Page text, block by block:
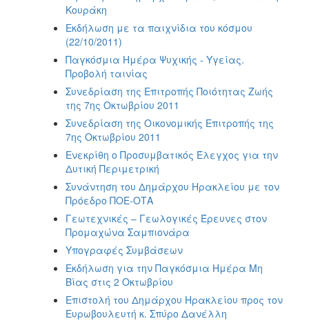
Κουράκη
Εκδήλωση με τα παιχνίδια του κόσμου
(22/10/2011)
Παγκόσμια Ημέρα Ψυχικής - Υγείας.
Προβολή ταινίας
Συνεδρίαση της Επιτροπής Ποιότητας Ζωής
της 7ης Οκτωβρίου 2011
Συνεδρίαση της Οικονομικής Επιτροπής της
7ης Οκτωβρίου 2011
Ενεκρίθη ο Προσυμβατικός Έλεγχος για την
Δυτική Περιμετρική
Συνάντηση του Δημάρχου Ηρακλείου με τον
Πρόεδρο ΠΟΕ-ΟΤΑ
Γεωτεχνικές – Γεωλογικές Έρευνες στον
Προμαχώνα Σαμπιονάρα
Υπογραφές Συμβάσεων
Εκδήλωση για την Παγκόσμια Ημέρα Μη
Βίας στις 2 Οκτωβρίου
Επιστολή του Δημάρχου Ηρακλείου προς τον
Ευρωβουλευτή κ. Σπύρο Δανέλλη